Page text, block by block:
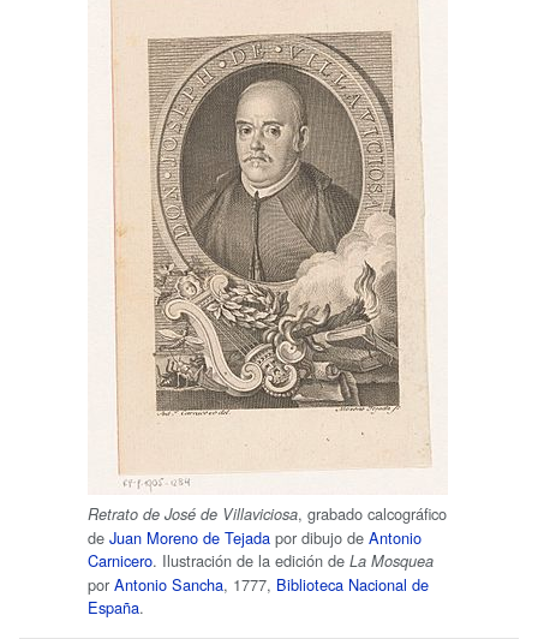
Retrato de José de Villaviciosa, grabado calcográfico
de Juan Moreno de Tejada por dibujo de Antonio
Carnicero. Ilustración de la edición de La Mosquea
por Antonio Sancha, 1777, Biblioteca Nacional de
España.